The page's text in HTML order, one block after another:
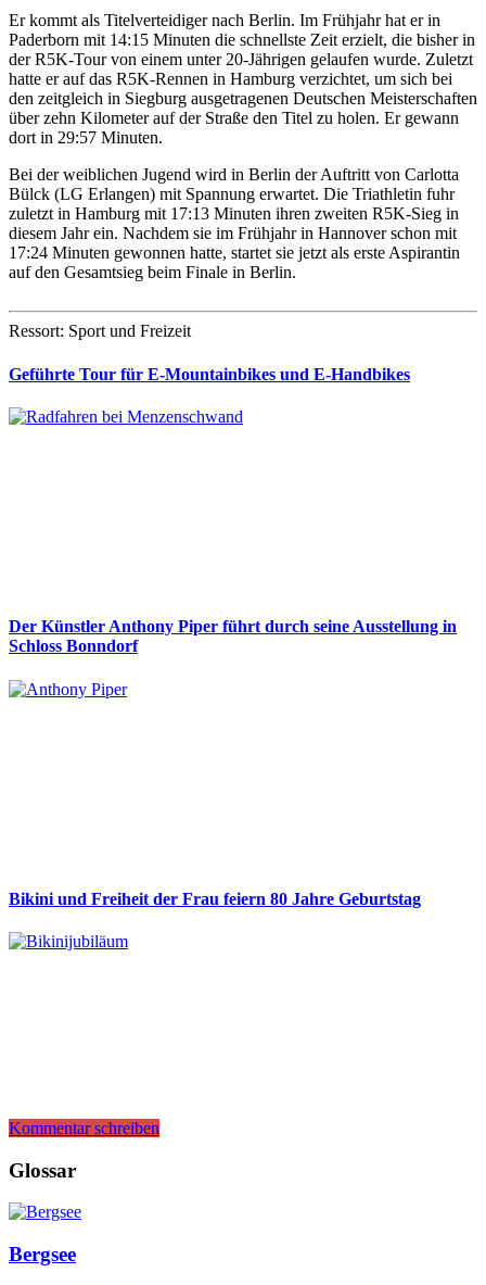
Er kommt als Titelverteidiger nach Berlin. Im Frühjahr hat er in
Paderborn mit 14:15 Minuten die schnellste Zeit erzielt, die bisher in
der R5K-Tour von einem unter 20-Jährigen gelaufen wurde. Zuletzt
hatte er auf das R5K-Rennen in Hamburg verzichtet, um sich bei
den zeitgleich in Siegburg ausgetragenen Deutschen Meisterschaften
über zehn Kilometer auf der Straße den Titel zu holen. Er gewann
dort in 29:57 Minuten.
Bei der weiblichen Jugend wird in Berlin der Auftritt von Carlotta
Bülck (LG Erlangen) mit Spannung erwartet. Die Triathletin fuhr
zuletzt in Hamburg mit 17:13 Minuten ihren zweiten R5K-Sieg in
diesem Jahr ein. Nachdem sie im Frühjahr in Hannover schon mit
17:24 Minuten gewonnen hatte, startet sie jetzt als erste Aspirantin
auf den Gesamtsieg beim Finale in Berlin.
Ressort: Sport und Freizeit
Geführte Tour für E-Mountainbikes und E-Handbikes
Der Künstler Anthony Piper führt durch seine Ausstellung in
Schloss Bonndorf
Bikini und Freiheit der Frau feiern 80 Jahre Geburtstag
Kommentar schreiben
Glossar
Bergsee